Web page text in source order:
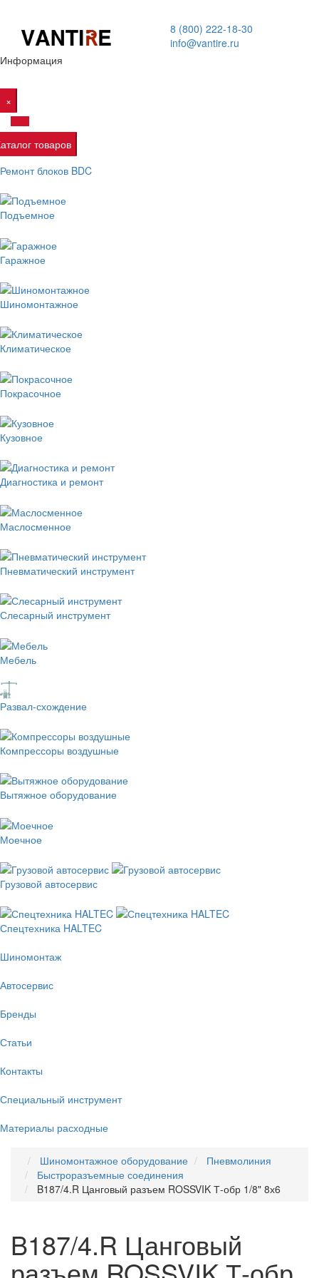
8 (800) 222-18-30
info@vantire.ru
Информация
×
товаров
Ремонт блоков BDC
Подъемное
Гаражное
Шиномонтажное
Климатическое
Покрасочное
Кузовное
Диагностика и ремонт
Маслосменное
Пневматический инструмент
Слесарный инструмент
Мебель
Развал-схождение
Компрессоры воздушные
Вытяжное оборудование
Моечное
Грузовой автосервис
Спецтехника HALTEC
Шиномонтаж
Автосервис
Бренды
Статьи
Контакты
Специальный инструмент
Материалы расходные
Шиномонтажное оборудование
Пневмолиния
Быстроразъемные соединения
B187/4.R Цанговый разъем ROSSVIK Т-обр 1/8" 8х6
B187/4.R Цанговый